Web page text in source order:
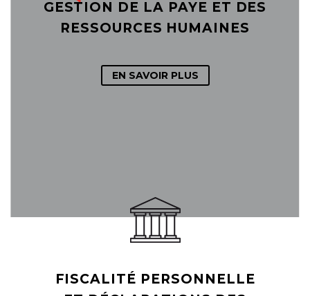
GESTION DE LA PAYE ET DES
RESSOURCES HUMAINES
EN SAVOIR PLUS
FISCALITÉ PERSONNELLE